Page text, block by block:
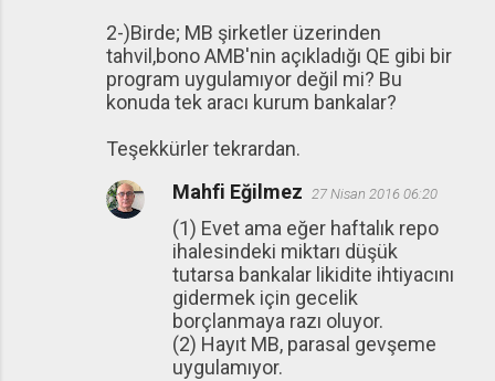
2-)Birde; MB şirketler üzerinden
tahvil,bono AMB'nin açıkladığı QE gibi bir
program uygulamıyor değil mi? Bu
konuda tek aracı kurum bankalar?
Teşekkürler tekrardan.
Mahfi Eğilmez 27 Nisan 2016 06:20
(1) Evet ama eğer haftalık repo
ihalesindeki miktarı düşük
tutarsa bankalar likidite ihtiyacını
gidermek için gecelik
borçlanmaya razı oluyor.
(2) Hayıt MB, parasal gevşeme
uygulamıyor.